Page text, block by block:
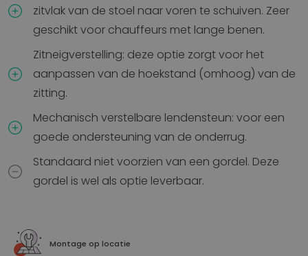
zitvlak van de stoel naar voren te schuiven. Zeer
geschikt voor chauffeurs met lange benen.
Zitneigverstelling: deze optie zorgt voor het
aanpassen van de hoekstand (omhoog) van de
zitting.
Mechanisch verstelbare lendensteun: voor een
goede ondersteuning van de onderrug.
Standaard niet voorzien van een gordel. Deze
gordel is wel als optie leverbaar.
Montage op locatie